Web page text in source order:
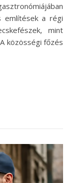
említések a régi
mint
közösségi főzés